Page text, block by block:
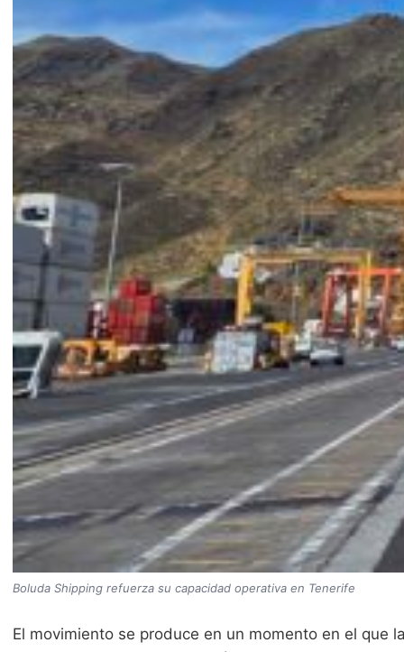
Boluda Shipping refuerza su capacidad operativa en Tenerife
El movimiento se produce en un momento en el